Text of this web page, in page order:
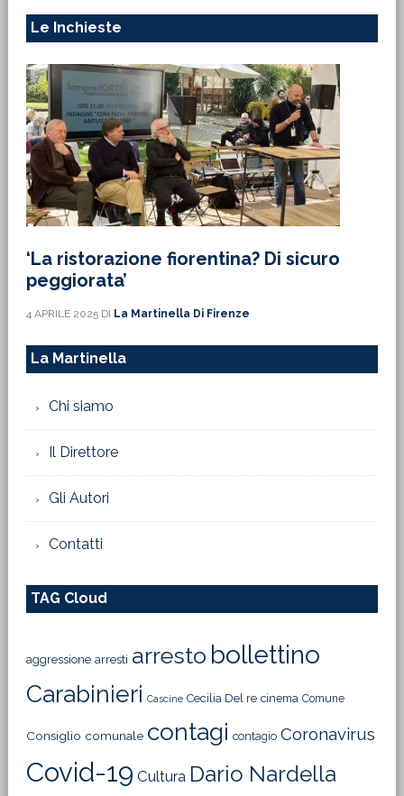
Le Inchieste
‘La ristorazione fiorentina? Di sicuro
peggiorata’
4 APRILE 2025DI La Martinella Di Firenze
La Martinella
Chi siamo
Il Direttore
Gli Autori
Contatti
TAG Cloud
aggressione arresti arresto bollettino
Carabinieri Cascine Cecilia Del re cinema Comune
Consiglio comunale contagi contagio Coronavirus
Covid-19 Cultura Dario Nardella